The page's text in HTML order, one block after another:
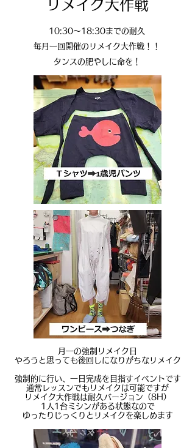
リメイク大作戦
10:30～18:30までの耐久
毎月一回開催の​リメイク大作戦！！
​タンスの肥やしに命を！
月一の強制リメイク日
やろうと思っても後回しになりがちなリメイク
強制的に行い、一日完成を目指すイベントです
通常レッスンでもリメイクは可能ですが
リメイク大作戦は耐久バージョン（8H）
1人1台ミシンがある状態なので
ゆったりじっくりとリメイクを楽しめます